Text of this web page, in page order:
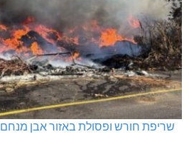
שריפת חורש ופסולת באזור אבן מנחם